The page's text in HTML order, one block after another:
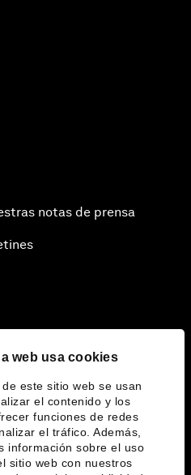
web usa cookies
este sitio web se usan
el contenido y los
funciones de redes
el tráfico. Además,
información sobre el uso
sitio web con nuestros
notas de prensa